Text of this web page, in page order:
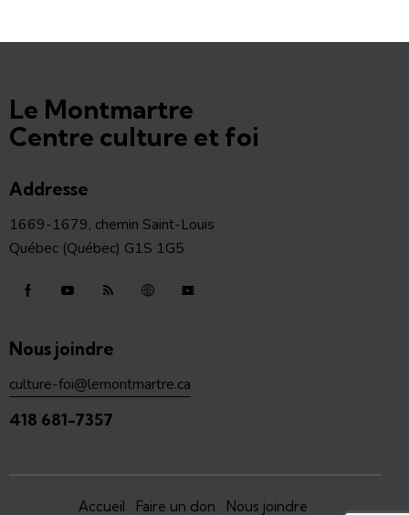
Le Montmartre
Centre culture et foi
Addresse
1669-1679, chemin Saint-Louis
Québec (Québec) G1S 1G5
Nous joindre
culture-foi@lemontmartre.ca
418 681-7357
Accueil Faire un don Nous joindre